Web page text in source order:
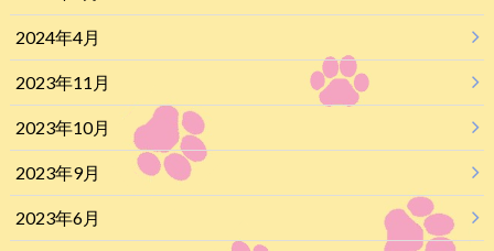
2024年4月
2023年11月
2023年10月
2023年9月
2023年6月